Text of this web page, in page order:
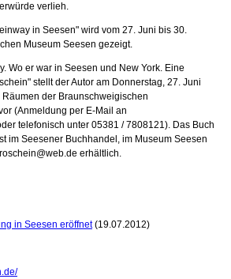
verlieh.
in Seesen" wird vom 27. Juni bis 30.
Museum Seesen gezeigt.
Wo er war in Seesen und New York. Eine
stellt der Autor am Donnerstag, 27. Juni
der Braunschweigischen
(Anmeldung per E-Mail an
telefonisch unter 05381 / 7808121). Das Buch
im Seesener Buchhandel, im Museum Seesen
erhältlich.
in Seesen eröffnet(19.07.2012)